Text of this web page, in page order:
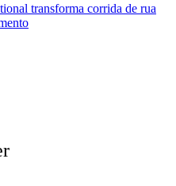
transforma corrida de rua